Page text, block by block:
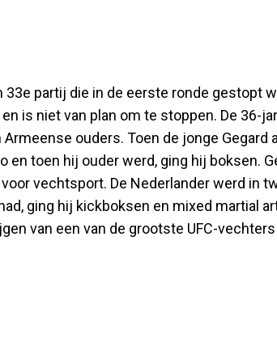
partij die in de eerste ronde gestopt
is niet van plan om te stoppen. De 36-
ouders. Toen de jonge Gegard
toen hij ouder werd, ging hij boksen.
vechtsport. De Nederlander werd in
ging hij kickboksen en mixed martial
van een van de grootste UFC-